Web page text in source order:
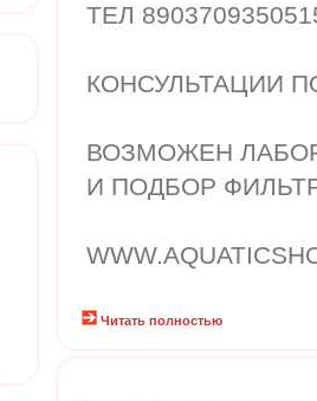
ТЕЛ
КОНСУЛЬТАЦИИ
ВОЗМОЖЕН
И ПОДБОР
Читать полностью